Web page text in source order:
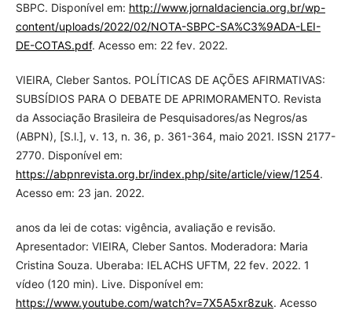
SBPC. Disponível em: http://www.jornaldaciencia.org.br/wp-
content/uploads/2022/02/NOTA-SBPC-SA%C3%9ADA-LEI-
DE-COTAS.pdf. Acesso em: 22 fev. 2022.
VIEIRA, Cleber Santos. POLÍTICAS DE AÇÕES AFIRMATIVAS:
SUBSÍDIOS PARA O DEBATE DE APRIMORAMENTO. Revista
da Associação Brasileira de Pesquisadores/as Negros/as
(ABPN), [S.l.], v. 13, n. 36, p. 361-364, maio 2021. ISSN 2177-
2770. Disponível em:
https://abpnrevista.org.br/index.php/site/article/view/1254.
Acesso em: 23 jan. 2022.
anos da lei de cotas: vigência, avaliação e revisão.
Apresentador: VIEIRA, Cleber Santos. Moderadora: Maria
Cristina Souza. Uberaba: IELACHS UFTM, 22 fev. 2022. 1
vídeo (120 min). Live. Disponível em:
https://www.youtube.com/watch?v=7X5A5xr8zuk. Acesso